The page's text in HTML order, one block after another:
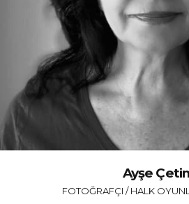
Ayşe Çetin
FOTOĞRAFÇI / HALK